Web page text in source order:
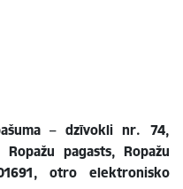
– dzīvokli nr. 74,
pagasts, Ropažu
otro elektronisko